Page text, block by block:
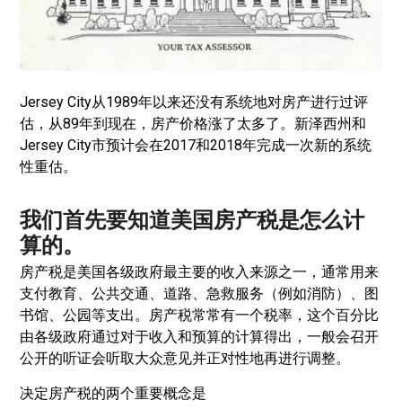
Jersey City从1989年以来还没有系统地对房产进行过评
估，从89年到现在，房产价格涨了太多了。新泽西州和
Jersey City市预计会在2017和2018年完成一次新的系统
性重估。
我们首先要知道美国房产税是怎么计
算的。
房产税是美国各级政府最主要的收入来源之一，通常用来
支付教育、公共交通、道路、急救服务（例如消防）、图
书馆、公园等支出。房产税常常有一个税率，这个百分比
由各级政府通过对于收入和预算的计算得出，一般会召开
公开的听证会听取大众意见并正对性地再进行调整。
决定房产税的两个重要概念是